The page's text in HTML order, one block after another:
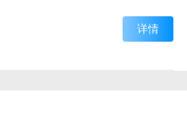
详情